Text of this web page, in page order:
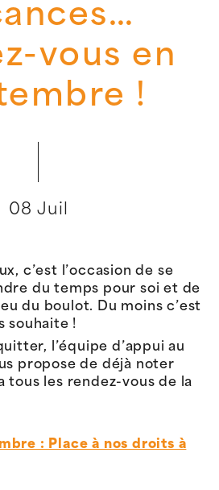
vous en
!
08 Juil
c’est l’occasion de se
du temps pour soi et de
du boulot. Du moins c’est
souhaite !
l’équipe d’appui au
propose de déjà noter
tous les rendez-vous de la
: Place à nos droits à